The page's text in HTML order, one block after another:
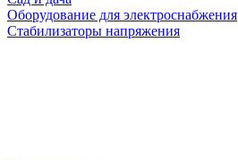
Оборудование для электроснабжения
Стабилизаторы напряжения